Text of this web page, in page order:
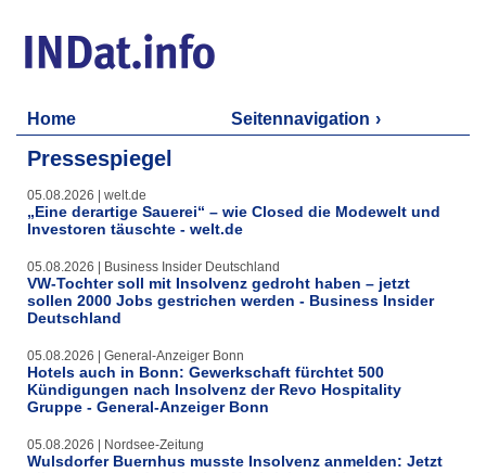
Home Seitennavigation
Pressespiegel
05.08.2026 | welt.de
„Eine derartige Sauerei“ – wie Closed die Modewelt und
Investoren täuschte - welt.de
05.08.2026 | Business Insider Deutschland
VW-Tochter soll mit Insolvenz gedroht haben – jetzt
sollen 2000 Jobs gestrichen werden - Business Insider
Deutschland
05.08.2026 | General-Anzeiger Bonn
Hotels auch in Bonn: Gewerkschaft fürchtet 500
Kündigungen nach Insolvenz der Revo Hospitality
Gruppe - General-Anzeiger Bonn
05.08.2026 | Nordsee-Zeitung
Wulsdorfer Buernhus musste Insolvenz anmelden: Jetzt